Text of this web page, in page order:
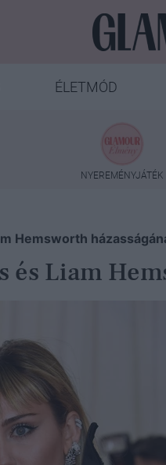
ÉLETMÓD
NYEREMÉNYJÁTÉK
Hemsworth
és Liam